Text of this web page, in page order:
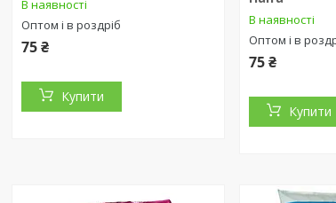
В наявності
Оптом і в роздріб
75 ₴
Купити
В наявності
Оптом і в
75 ₴
Купити